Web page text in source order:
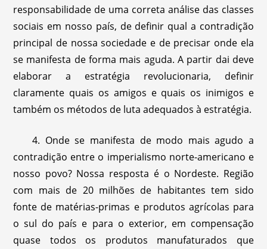
responsabilidade de uma correta análise das classes
sociais em nosso país, de definir qual a contradição
principal de nossa sociedade e de precisar onde ela
se manifesta de forma mais aguda. A partir dai deve
elaborar a estratégia revolucionaria, definir
claramente quais os amigos e quais os inimigos e
também os métodos de luta adequados à estratégia.
4. Onde se manifesta de modo mais agudo a
contradição entre o imperialismo norte-americano e
nosso povo? Nossa resposta é o Nordeste. Região
com mais de 20 milhões de habitantes tem sido
fonte de matérias-primas e produtos agrícolas para
o sul do país e para o exterior, em compensação
quase todos os produtos manufaturados que